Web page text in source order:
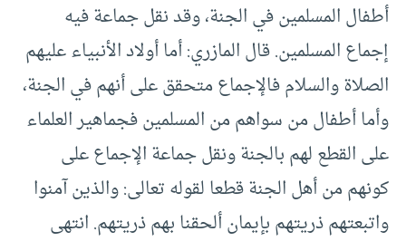
أطفال المسلمين في الجنة، وقد نقل جماعة فيه
إجماع المسلمين. قال المازري: أما أولاد الأنبياء عليهم
الصلاة والسلام فالإجماع متحقق على أنهم في الجنة،
وأما أطفال من سواهم من المسلمين فجماهير العلماء
على القطع لهم بالجنة ونقل جماعة الإجماع على
كونهم من أهل الجنة قطعا لقوله تعالى: والذين آمنوا
واتبعتهم ذريتهم بإيمان ألحقنا بهم ذريتهم. انتهى